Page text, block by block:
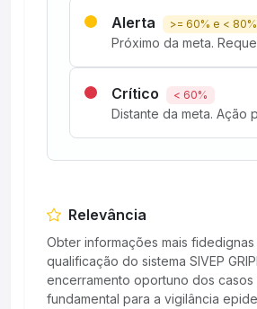
Alerta >= 60% e < 80%
Próximo da meta.
Crítico < 60%
Distante da meta. Ação
Relevância
Obter informações mais
qualificação do sistema SIVEP
encerramento oportuno dos casos
fundamental para a vigilância